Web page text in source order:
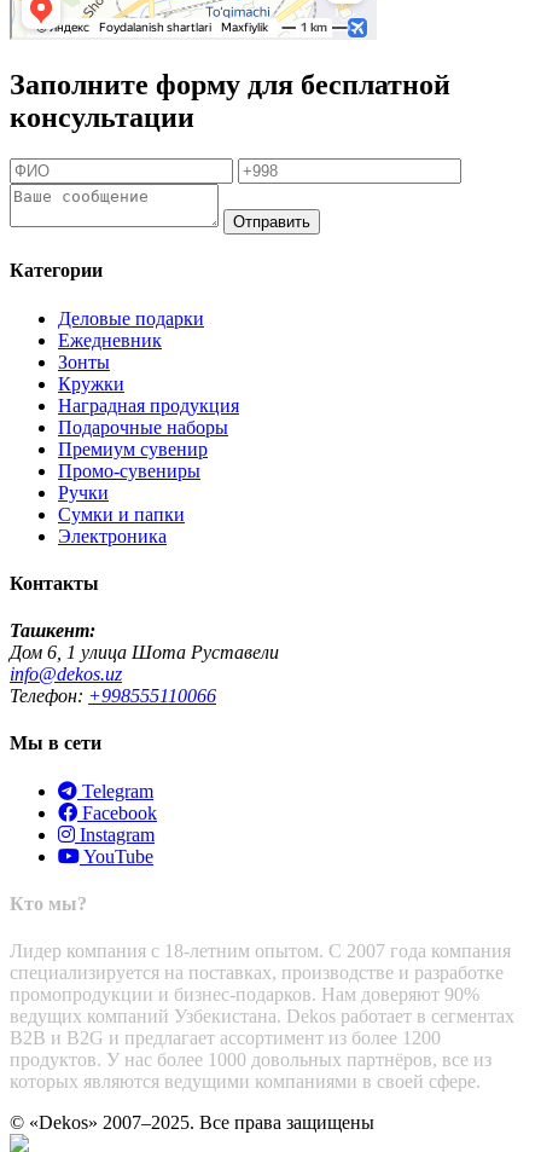
Заполните форму для бесплатной
консультации
Отправить
Категории
Деловые подарки
Ежедневник
Зонты
Кружки
Наградная продукция
Подарочные наборы
Премиум сувенир
Промо-сувениры
Ручки
Сумки и папки
Электроника
Контакты
Ташкент:
Дом 6, 1 улица Шота Руставели
info@dekos.uz
Телефон: +998555110066
Мы в сети
Telegram
Facebook
Instagram
YouTube
Кто мы?
Лидер компания с 18-летним опытом. С 2007 года компания
специализируется на поставках, производстве и разработке
промопродукции и бизнес-подарков. Нам доверяют 90%
ведущих компаний Узбекистана. Dekos работает в сегментах
B2B и B2G и предлагает ассортимент из более 1200
продуктов. У нас более 1000 довольных партнёров, все из
которых являются ведущими компаниями в своей сфере.
© «Dekos» 2007–2025. Все права защищены